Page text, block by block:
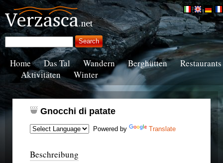
Home Das Tal Wandern Berghütten
Restaurants
Aktivitäten
Winter
Gnocchi di patate
Powered by Translate
Beschreibung